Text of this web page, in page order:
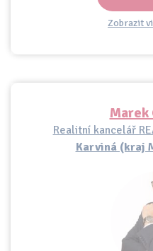
Zobrazit
Marek
Realitní kancelář
Karviná (kraj